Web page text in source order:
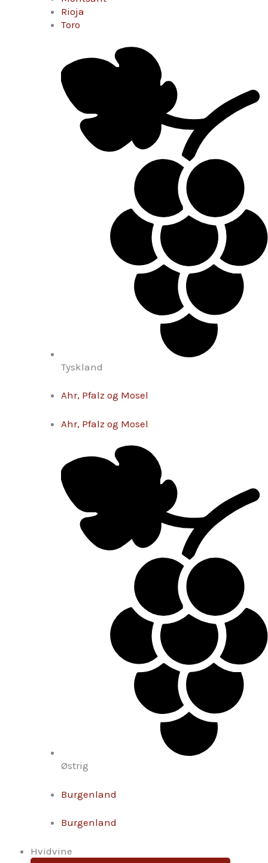
Rioja
Toro
Tyskland
Ahr, Pfalz og Mosel
Ahr, Pfalz og Mosel
Østrig
Burgenland
Burgenland
Hvidvine